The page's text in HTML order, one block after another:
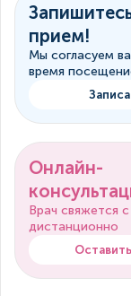
прием!
Мы согласуем
время
Онлайн-
Врач свяжется
дистанционно